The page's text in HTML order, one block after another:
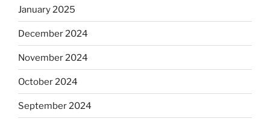
January 2025
December 2024
November 2024
October 2024
September 2024